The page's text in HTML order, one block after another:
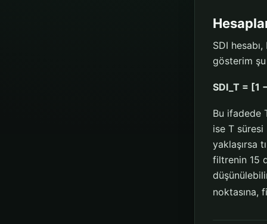
SDI
gösterim
SDI_T = [1
Bu ifadede
ise T
yaklaşırsa
filtrenin 15
noktasına,